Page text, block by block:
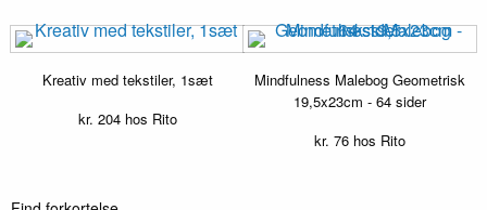
Kreativ med tekstiler, 1sæt
kr. 204hos Rito
Mindfulness Malebog Geometrisk
19,5x23cm - 64 sider
kr. 76 hos Rito